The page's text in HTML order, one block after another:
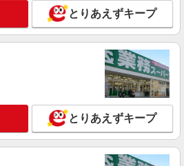
とりあえずキープ
とりあえずキープ